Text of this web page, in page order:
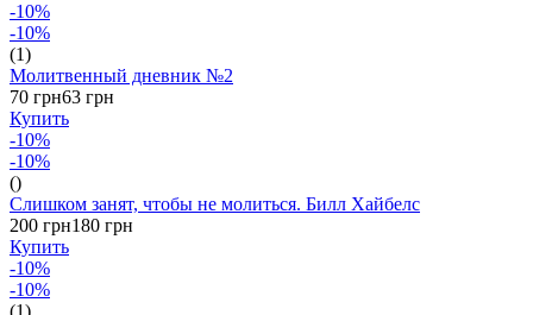
-10%
-10%
(1)
Молитвенный дневник №2
70 грн63 грн
Купить
-10%
-10%
()
Слишком занят, чтобы не молиться. Билл Хайбелс
200 грн180 грн
Купить
-10%
-10%